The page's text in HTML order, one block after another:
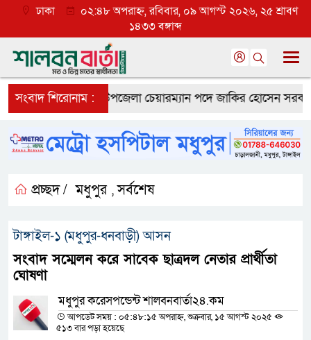
ঢাকা
০২:৪৮ অপরাহ্ন, রবিবার, ০৯ আগস্ট ২০২৬, ২৫ শ্রাবণ
১৪৩৩ বঙ্গাব্দ
সংবাদ শিরোনাম :
সাফল্য মধুপুর উপজেলা চেয়ারম্যান পদে জাকির হোসেন সরকারকে
প্রচ্ছদ / মধুপুর ,সর্বশেষ
টাঙ্গাইল-১ (মধুপুর-ধনবাড়ী) আসন
সংবাদ সম্মেলন করে সাবেক ছাত্রদল নেতার প্রার্থীতা
ঘোষণা
মধুপুর করেসপন্ডেন্ট শালবনবার্তা২৪.কম
আপডেট সময় : ০৫:৪৮:১৫ অপরাহ্ন, শুক্রবার, ১৫ আগস্ট ২০২৫
৫১৩ বার পড়া হয়েছে